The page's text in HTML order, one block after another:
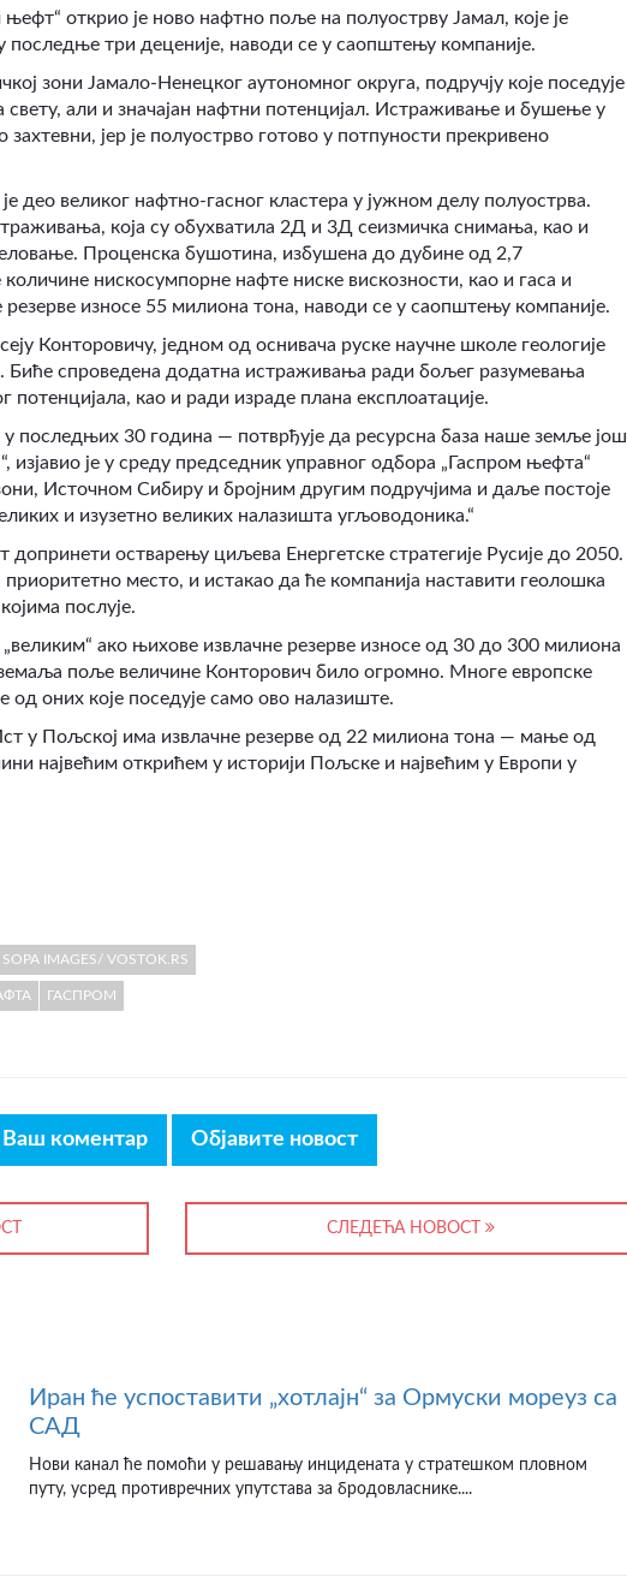
њефт“ открио је ново нафтно поље на полуострву Јамал, које је
последње три деценије, наводи се у саопштењу компаније.
зони Јамало-Ненецког аутономног округа, подручју које поседује
свету, али и значајан нафтни потенцијал. Истраживање и бушење у
захтевни, јер је полуострво готово у потпуности прекривено
део великог нафтно-гасног кластера у јужном делу полуострва.
која су обухватила 2Д и 3Д сеизмичка снимања, као и
Проценска бушотина, избушена до дубине од 2,7
нискосумпорне нафте ниске вискозности, као и гаса и
износе 55 милиона тона, наводи се у саопштењу компаније.
Конторовичу, једном од оснивача руске научне школе геологије
Биће спроведена додатна истраживања ради бољег разумевања
потенцијала, као и ради израде плана експлоатације.
последњих 30 година — потврђује да ресурсна база наше земље још
изјавио је у среду председник управног одбора „Гаспром њефта“
Источном Сибиру и бројним другим подручјима и даље постоје
и изузетно великих налазишта угљоводоника.“
допринети остварењу циљева Енергетске стратегије Русије до 2050.
приоритетно место, и истакао да ће компанија наставити геолошка
послује.
ако њихове извлачне резерве износе од 30 до 300 милиона
поље величине Конторович било огромно. Многе европске
од оних које поседује само ово налазиште.
у Пољској има извлачне резерве од 22 милиона тона — мање од
највећим открићем у историји Пољске и највећим у Европи у
IMAGES/ VOSTOK.RS
ГАСПРОМ
коментар Објавите новост
СЛЕДЕЋА НОВОСТ
Иран ће успоставити „хотлајн“ за Ормуски мореуз са
САД
Нови канал ће помоћи у решавању инцидената у стратешком пловном
путу, усред противречних упутстава за бродовласнике....